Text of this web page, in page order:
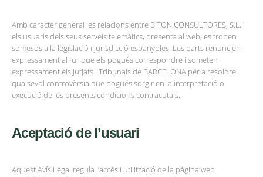
Amb caràcter general les relacions entre BITON CONSULTORES, S.L. i
els usuaris dels seus serveis telemàtics, presenta al web, es troben
somesos a la legislació i jurisdicció espanyoles. Les parts renuncien
expressament al fur que els pogués correspondre i someten
expressament els Jutjats i Tribunals de BARCELONA per a resoldre
qualsevol controvèrsia que pogués sorgir en la interpretació o
execució de les presents condicions contracutals.
Aceptació de l’usuari
Aquest Avís Legal regula l’accés i utilització de la página web